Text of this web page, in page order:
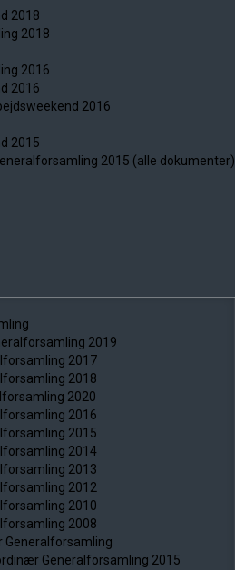
2018
2018
2016
2016
2016
2015
2015 (alle dokumenter)
2019
2017
2018
2020
2016
2015
2014
2013
2012
2010
2008
Generalforsamling 2015